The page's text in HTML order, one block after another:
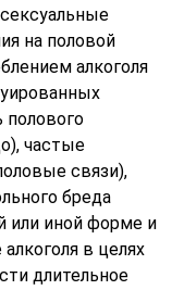
на половой
алкоголя
частые
связи),
бреда
или иной форме и
в целях
длительное